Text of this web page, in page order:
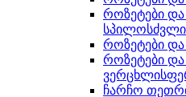
როზეტები
როზეტები
როზეტები
ჩარჩო